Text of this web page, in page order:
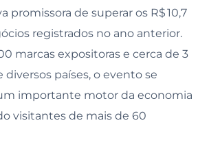
promissora de superar os R$ 10,7
registrados no ano anterior.
marcas expositoras e cerca de 3
países, o evento se
importante motor da economia
visitantes de mais de 60